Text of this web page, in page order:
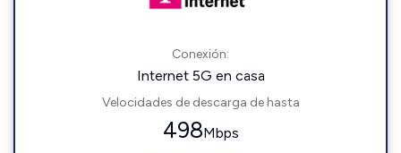
Conexión:
Internet 5G en casa
Velocidades de descarga de hasta
498Mbps